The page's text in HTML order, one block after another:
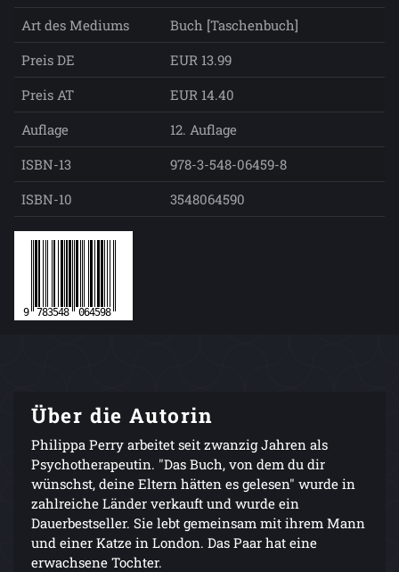
Art des Mediums
Buch [Taschenbuch]
Preis DE
EUR 13.99
Preis AT
EUR 14.40
Auflage
12. Auflage
ISBN-13
978-3-548-06459-8
ISBN-10
3548064590
Über die Autorin
Philippa Perry arbeitet seit zwanzig Jahren als
Psychotherapeutin. "Das Buch, von dem du dir
wünschst, deine Eltern hätten es gelesen" wurde in
zahlreiche Länder verkauft und wurde ein
Dauerbestseller. Sie lebt gemeinsam mit ihrem Mann
und einer Katze in London. Das Paar hat eine
erwachsene Tochter.